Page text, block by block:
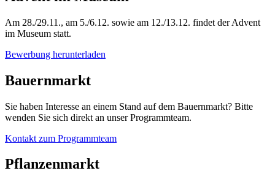
Am 28./29.11., am 5./6.12. sowie am 12./13.12. findet der Advent
im Museum statt.
Bewerbung herunterladen
Bauernmarkt
Sie haben Interesse an einem Stand auf dem Bauernmarkt? Bitte
wenden Sie sich direkt an unser Programmteam.
Kontakt zum Programmteam
Pflanzenmarkt